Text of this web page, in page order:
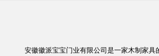
安徽徽派宝宝门业有限公司是一家木制家具